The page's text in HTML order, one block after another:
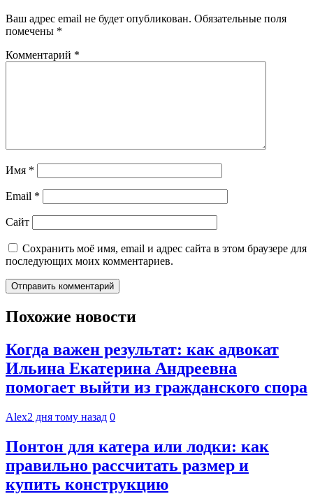
Ваш адрес email не будет опубликован. Обязательные поля
помечены *
Комментарий *
Имя *
Email *
Сайт
Сохранить моё имя, email и адрес сайта в этом браузере для
последующих моих комментариев.
Похожие новости
Когда важен результат: как адвокат
Ильина Екатерина Андреевна
помогает выйти из гражданского спора
Alex2 дня тому назад 0
Понтон для катера или лодки: как
правильно рассчитать размер и
купить конструкцию